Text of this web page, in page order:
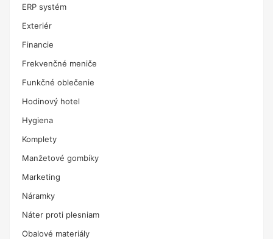
ERP systém
Exteriér
Financie
Frekvenčné meniče
Funkčné oblečenie
Hodinový hotel
Hygiena
Komplety
Manžetové gombíky
Marketing
Náramky
Náter proti plesniam
Obalové materiály